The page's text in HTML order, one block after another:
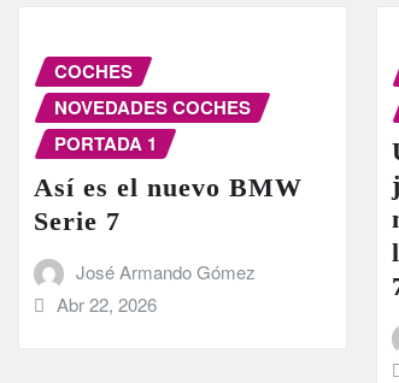
COCHES
NOVEDADES COCHES
PORTADA 1
Así es el nuevo BMW
Serie 7
José Armando Gómez
Abr 22, 2026